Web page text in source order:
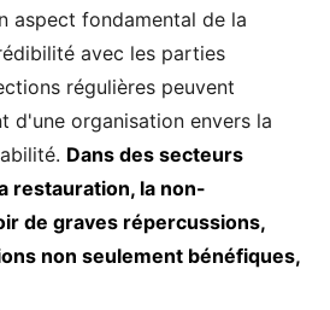
aspect fondamental de la
avec les parties
régulières peuvent
d'une organisation envers la
Dans des secteurs
restauration, la non-
de graves répercussions,
non seulement bénéfiques,